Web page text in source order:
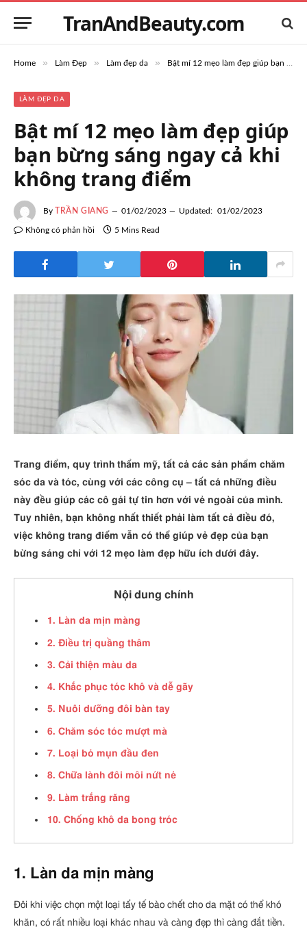
TranAndBeauty.com
Home » Làm Đẹp » Làm đẹp da » Bật mí 12 mẹo làm đẹp giúp bạn bừng sáng ngay cả khi không trang điểm
LÀM ĐẸP DA
Bật mí 12 mẹo làm đẹp giúp
bạn bừng sáng ngay cả khi
không trang điểm
By TRẦN GIANG 01/02/2023 Updated: 01/02/2023
Không có phản hồi 5 Mins Read
Trang điểm, quy trình thẩm mỹ, tất cả các sản phẩm chăm
sóc da và tóc, cùng với các công cụ – tất cả những điều
này đều giúp các cô gái tự tin hơn với vẻ ngoài của mình.
Tuy nhiên, bạn không nhất thiết phải làm tất cả điều đó,
việc không trang điểm vẫn có thể giúp vẻ đẹp của bạn
bừng sáng chỉ với 12 mẹo làm đẹp hữu ích dưới đây.
Nội dung chính
1. Làn da mịn màng
2. Điều trị quầng thâm
3. Cải thiện màu da
4. Khắc phục tóc khô và dễ gãy
5. Nuôi dưỡng đôi bàn tay
6. Chăm sóc tóc mượt mà
7. Loại bỏ mụn đầu đen
8. Chữa lành đôi môi nứt nẻ
9. Làm trắng răng
10. Chống khô da bong tróc
1. Làn da mịn màng
Đôi khi việc chọn một loại tẩy tế bào chết cho da mặt có thể khó
khăn, có rất nhiều loại khác nhau và càng đẹp thì càng đắt tiền.